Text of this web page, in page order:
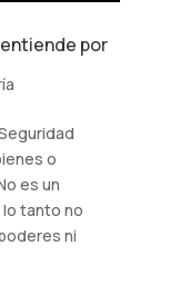
por
o
es un
tanto no
ni